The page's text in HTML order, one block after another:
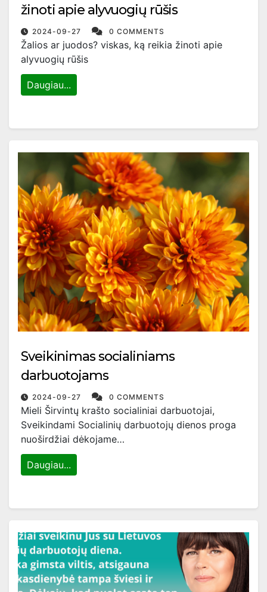
žinoti apie alyvuogių rūšis
2024-09-27 0 COMMENTS
Žalios ar juodos? viskas, ką reikia žinoti apie
alyvuogių rūšis
Daugiau...
Sveikinimas socialiniams
darbuotojams
2024-09-27 0 COMMENTS
Mieli Širvintų krašto socialiniai darbuotojai,
Sveikindami Socialinių darbuotojų dienos proga
nuoširdžiai dėkojame…
Daugiau...